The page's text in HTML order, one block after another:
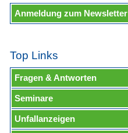
Anmeldung zum Newsletter
Top Links
Fragen & Antworten
Seminare
Unfallanzeigen